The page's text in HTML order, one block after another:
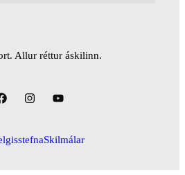
Allur réttur áskilinn.
Skilmálar